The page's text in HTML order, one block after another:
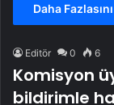
Daha
Editör 0 6
Komisyon
bildirimle